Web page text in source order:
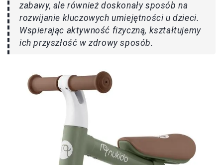
zabawy, ale również doskonały sposób na
rozwijanie kluczowych umiejętności u dzieci.
Wspierając aktywność fizyczną, kształtujemy
ich przyszłość w zdrowy sposób.